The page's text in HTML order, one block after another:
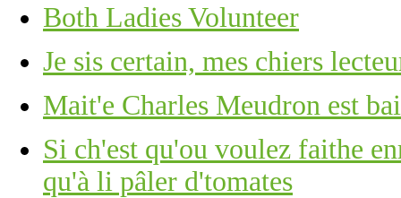
Both Ladies Volunteer
Je sis certain, mes chiers
Mait'e Charles Meudron est
Si ch'est qu'ou voulez faithe
qu'à li pâler d'tomates